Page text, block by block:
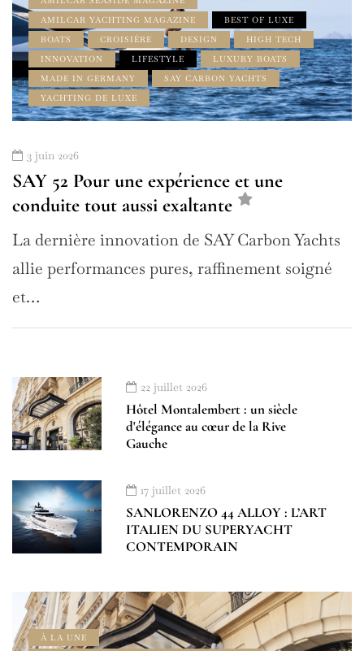
AMILCAR YACHTING MAGAZINE
BEST OF LUXE
BOATS
CROISIÈRE DESIGN
HIGH TECH
INNOVATION
LIFESTYLE
LUXURY BOATS
MADE IN GERMANY
SAY CARBON YACHTS
YACHTING DE LUXE
3 juin 2026
SAY 52 Pour une expérience et une
conduite tout aussi exaltante
La dernière innovation de SAY Carbon Yachts
allie performances pures, raffinement soigné
et…
22 juillet 2026
Hôtel Montalembert : un siècle
d'élégance au cœur de la Rive
Gauche
17 juillet 2026
SANLORENZO 44 ALLOY : L’ART
ITALIEN DU SUPERYACHT
CONTEMPORAIN
À LA UNE